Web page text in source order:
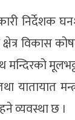
निर्देशक
विकास
यातायात
व्यवस्था छ ।